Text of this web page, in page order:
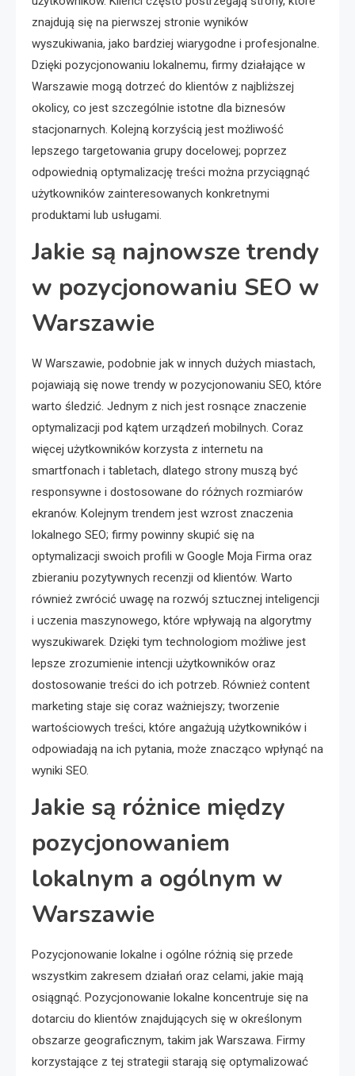
znajdują się na pierwszej stronie wyników
wyszukiwania, jako bardziej wiarygodne i profesjonalne.
Dzięki pozycjonowaniu lokalnemu, firmy działające w
Warszawie mogą dotrzeć do klientów z najbliższej
okolicy, co jest szczególnie istotne dla biznesów
stacjonarnych. Kolejną korzyścią jest możliwość
lepszego targetowania grupy docelowej; poprzez
odpowiednią optymalizację treści można przyciągnąć
użytkowników zainteresowanych konkretnymi
produktami lub usługami.
Jakie są najnowsze trendy
w pozycjonowaniu SEO w
Warszawie
W Warszawie, podobnie jak w innych dużych miastach,
pojawiają się nowe trendy w pozycjonowaniu SEO, które
warto śledzić. Jednym z nich jest rosnące znaczenie
optymalizacji pod kątem urządzeń mobilnych. Coraz
więcej użytkowników korzysta z internetu na
smartfonach i tabletach, dlatego strony muszą być
responsywne i dostosowane do różnych rozmiarów
ekranów. Kolejnym trendem jest wzrost znaczenia
lokalnego SEO; firmy powinny skupić się na
optymalizacji swoich profili w Google Moja Firma oraz
zbieraniu pozytywnych recenzji od klientów. Warto
również zwrócić uwagę na rozwój sztucznej inteligencji
i uczenia maszynowego, które wpływają na algorytmy
wyszukiwarek. Dzięki tym technologiom możliwe jest
lepsze zrozumienie intencji użytkowników oraz
dostosowanie treści do ich potrzeb. Również content
marketing staje się coraz ważniejszy; tworzenie
wartościowych treści, które angażują użytkowników i
odpowiadają na ich pytania, może znacząco wpłynąć na
wyniki SEO.
Jakie są różnice między
pozycjonowaniem
lokalnym a ogólnym w
Warszawie
Pozycjonowanie lokalne i ogólne różnią się przede
wszystkim zakresem działań oraz celami, jakie mają
osiągnąć. Pozycjonowanie lokalne koncentruje się na
dotarciu do klientów znajdujących się w określonym
obszarze geograficznym, takim jak Warszawa. Firmy
korzystające z tej strategii starają się optymalizować